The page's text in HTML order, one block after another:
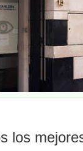
los